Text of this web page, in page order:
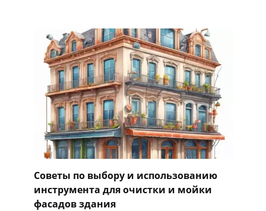
Советы по выбору и использованию
инструмента для очистки и мойки
фасадов здания